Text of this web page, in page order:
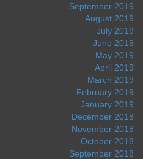
September 2019
August 2019
July 2019
June 2019
May 2019
April 2019
March 2019
February 2019
January 2019
December 2018
November 2018
October 2018
September 2018